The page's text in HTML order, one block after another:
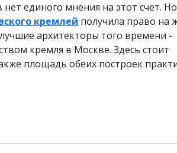
единого мнения на этот счет.
кремлей получила право на
архитекторы того времени -
кремля в Москве. Здесь стоит
площадь обеих построек